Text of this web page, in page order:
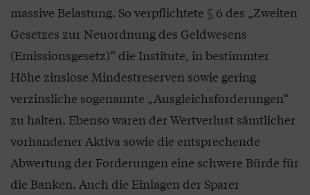
massive Belastung. So verpflichtete § 6 des „Zweiten
Gesetzes zur Neuordnung des Geldwesens
(Emissionsgesetz)“ die Institute, in bestimmter
Höhe zinslose Mindestreserven sowie gering
verzinsliche sogenannte „Ausgleichsforderungen“
zu halten. Ebenso waren der Wertverlust sämtlicher
vorhandener Aktiva sowie die entsprechende
Abwertung der Forderungen eine schwere Bürde für
die Banken. Auch die Einlagen der Sparer